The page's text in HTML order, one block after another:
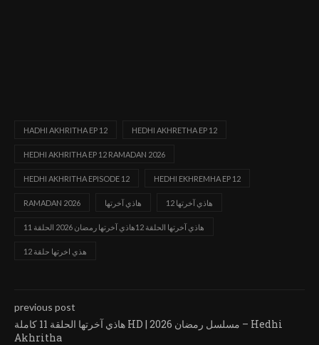
HADHI AKHRITHA EP 12 HEDHI AKHRETHA EP 12
HEDHI AKHRITHA EP 12 RAMADAN 2026
HEDHI AKHRITHA EPISODE 12 HEDHI EKHREMHA EP 12
RAMADAN 2026 هاذي آخرتها هاذي آخرتها 12
هاذي آخرتها الحلقة 12هاذي آخرتها رمضان 2026 الحلقة 11
هذي اخرتها حلقة 12
previous post
هاذي آخرتها الحلقة 11 كاملة HD | مسلسل رمضان 2026 – Hedhi
Akhritha